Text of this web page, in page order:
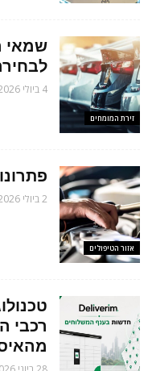
cheap rates as attainable.
זירת המומחים
שמאי
4 ביולי 2026
אזור הטיפולים
2 ביולי 2026
רכבי